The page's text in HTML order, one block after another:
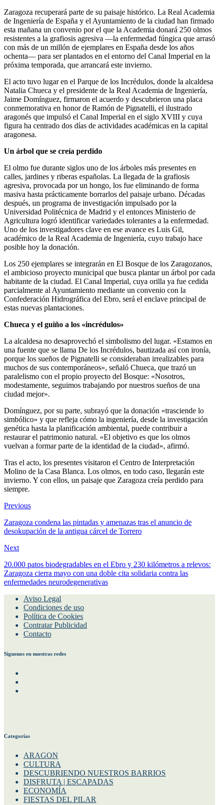
Zaragoza recuperará parte de su paisaje histórico. La Real Academia
de Ingeniería de España y el Ayuntamiento de la ciudad han firmado
esta mañana un convenio por el que la Academia donará 250 olmos
resistentes a la grafiosis agresiva —la enfermedad fúngica que arrasó
con más de un millón de ejemplares en España desde los años
ochenta— para ser plantados en el entorno del Canal Imperial en la
próxima temporada, que arrancará este invierno.
El acto tuvo lugar en el Parque de los Incrédulos, donde la alcaldesa
Natalia Chueca y el presidente de la Real Academia de Ingeniería,
Jaime Domínguez, firmaron el acuerdo y descubrieron una placa
conmemorativa en honor de Ramón de Pignatelli, el ilustrado
aragonés que impulsó el Canal Imperial en el siglo XVIII y cuya
figura ha centrado dos días de actividades académicas en la capital
aragonesa.
Un árbol que se creía perdido
El olmo fue durante siglos uno de los árboles más presentes en
calles, jardines y riberas españolas. La llegada de la grafiosis
agresiva, provocada por un hongo, los fue eliminando de forma
masiva hasta prácticamente borrarlos del paisaje urbano. Décadas
después, un programa de investigación impulsado por la
Universidad Politécnica de Madrid y el entonces Ministerio de
Agricultura logró identificar variedades tolerantes a la enfermedad.
Uno de los investigadores clave en ese avance es Luis Gil,
académico de la Real Academia de Ingeniería, cuyo trabajo hace
posible hoy la donación.
Los 250 ejemplares se integrarán en El Bosque de los Zaragozanos,
el ambicioso proyecto municipal que busca plantar un árbol por cada
habitante de la ciudad. El Canal Imperial, cuya orilla ya fue cedida
parcialmente al Ayuntamiento mediante un convenio con la
Confederación Hidrográfica del Ebro, será el enclave principal de
estas nuevas plantaciones.
Chueca y el guiño a los «incrédulos»
La alcaldesa no desaprovechó el simbolismo del lugar. «Estamos en
una fuente que se llama De los Incrédulos, bautizada así con ironía,
porque los sueños de Pignatelli se consideraban irrealizables para
muchos de sus contemporáneos», señaló Chueca, que trazó un
paralelismo con el propio proyecto del Bosque: «Nosotros,
modestamente, seguimos trabajando por nuestros sueños de una
ciudad mejor».
Domínguez, por su parte, subrayó que la donación «trasciende lo
simbólico» y que refleja cómo la ingeniería, desde la investigación
genética hasta la planificación ambiental, puede contribuir a
restaurar el patrimonio natural. «El objetivo es que los olmos
vuelvan a formar parte de la identidad de la ciudad», afirmó.
Tras el acto, los presentes visitaron el Centro de Interpretación
Molino de la Casa Blanca. Los olmos, en todo caso, llegarán este
invierno. Y con ellos, un paisaje que Zaragoza creía perdido para
siempre.
Previous
Zaragoza condena las pintadas y amenazas tras el anuncio de
desokupación de la antigua cárcel de Torrero
Next
20.000 patos biodegradables en el Ebro y 230 kilómetros a relevos:
Zaragoza cierra mayo con una doble cita solidaria contra las
enfermedades neurodegenerativas
Aviso Legal
Condiciones de uso
Política de Cookies
Contratar Publicidad
Contacto
Siguenos en nuestras redes
Categorías
ARAGON
CULTURA
DESCUBRIENDO NUESTROS BARRIOS
DISFRUTA | ESCAPADAS
ECONOMÍA
FIESTAS DEL PILAR